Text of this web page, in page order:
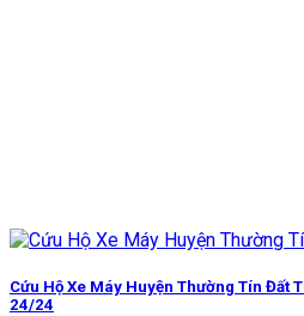
Cứu Hộ Xe Máy Huyện Thường Tín Đất
24/24